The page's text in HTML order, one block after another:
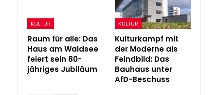
KULTUR
Raum für alle: Das
Haus am Waldsee
feiert sein 80-
jähriges Jubiläum
KULTUR
Kulturkampf mit
der Moderne als
Feindbild: Das
Bauhaus unter
AfD-Beschuss